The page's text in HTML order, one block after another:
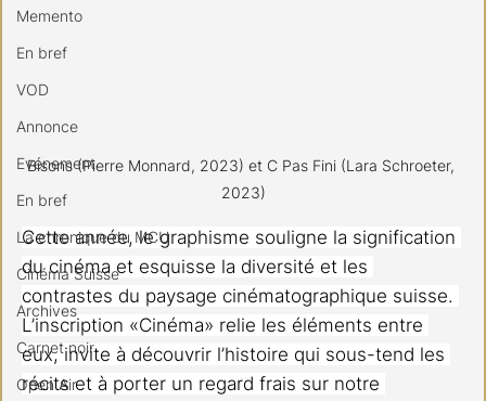
Memento
En bref
VOD
Annonce
Evénement
En bref
La chronique du MCU
Cinéma Suisse
Archives
Carnet noir
Open Air
Bisons (Pierre Monnard, 2023) et C Pas Fini (Lara Schroeter,
2023)
Cette année, le graphisme souligne la signification
du cinéma et esquisse la diversité et les
contrastes du paysage cinématographique suisse.
L’inscription «Cinéma» relie les éléments entre
eux, invite à découvrir l’histoire qui sous-tend les
récits et à porter un regard frais sur notre